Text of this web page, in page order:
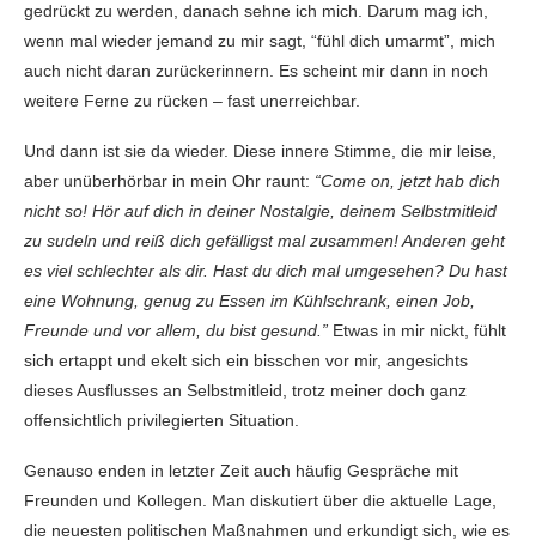
gedrückt zu werden, danach sehne ich mich. Darum mag ich,
wenn mal wieder jemand zu mir sagt, “fühl dich umarmt”, mich
auch nicht daran zurückerinnern. Es scheint mir dann in noch
weitere Ferne zu rücken – fast unerreichbar.
Und dann ist sie da wieder. Diese innere Stimme, die mir leise,
aber unüberhörbar in mein Ohr raunt: “Come on, jetzt hab dich
nicht so! Hör auf dich in deiner Nostalgie, deinem Selbstmitleid
zu sudeln und reiß dich gefälligst mal zusammen! Anderen geht
es viel schlechter als dir. Hast du dich mal umgesehen? Du hast
eine Wohnung, genug zu Essen im Kühlschrank, einen Job,
Freunde und vor allem, du bist gesund.” Etwas in mir nickt, fühlt
sich ertappt und ekelt sich ein bisschen vor mir, angesichts
dieses Ausflusses an Selbstmitleid, trotz meiner doch ganz
offensichtlich privilegierten Situation.
Genauso enden in letzter Zeit auch häufig Gespräche mit
Freunden und Kollegen. Man diskutiert über die aktuelle Lage,
die neuesten politischen Maßnahmen und erkundigt sich, wie es